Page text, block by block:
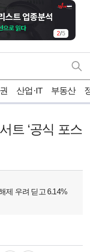
3/5
산업·IT 부동산
트 ‘공식 포스
제 우려 딛고 6.14%